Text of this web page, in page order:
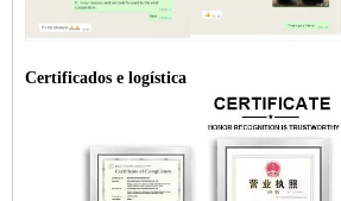
Certificados e logística